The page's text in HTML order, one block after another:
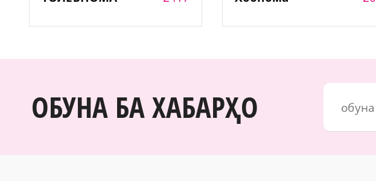
ОБУНА БА ХАБАРҲО